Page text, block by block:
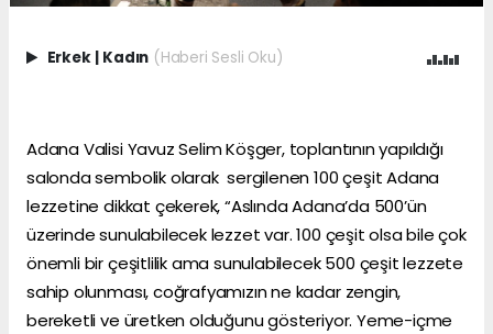
Erkek Kadın (Haberi Sesli Oku)
Adana Valisi Yavuz Selim Köşger, toplantının yapıldığı
salonda sembolik olarak sergilenen 100 çeşit Adana
lezzetine dikkat çekerek, “Aslında Adana’da 500’ün
üzerinde sunulabilecek lezzet var. 100 çeşit olsa bile çok
önemli bir çeşitlilik ama sunulabilecek 500 çeşit lezzete
sahip olunması, coğrafyamızın ne kadar zengin,
bereketli ve üretken olduğunu gösteriyor. Yeme-içme